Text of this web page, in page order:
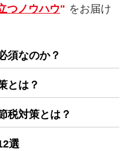
つノウハウ" をお届け
須なのか？
とは？
税対策とは？
選